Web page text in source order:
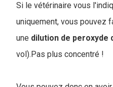
Si le vétérinaire vous
uniquement, vous pouvez
une dilution de peroxyde
vol).Pas plus concentré !